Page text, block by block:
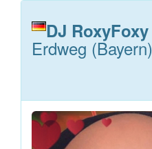
DJ RoxyFoxy
Erdweg (Bayern)